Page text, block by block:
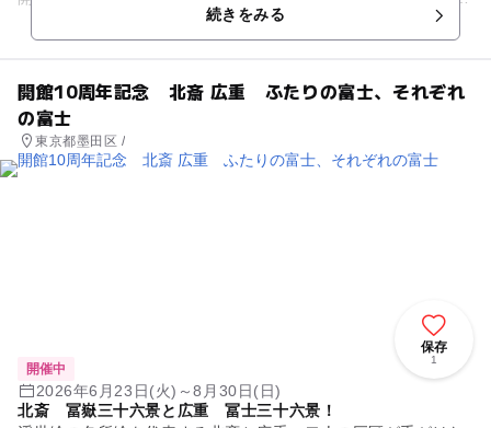
続きをみる
開館10周年記念 北斎 広重 ふたりの富士、それぞれ
の富士
東京都墨田区 /
保存
1
開催中
2026年6月23日(火)～8月30日(日)
北斎 冨嶽三十六景と広重 冨士三十六景！